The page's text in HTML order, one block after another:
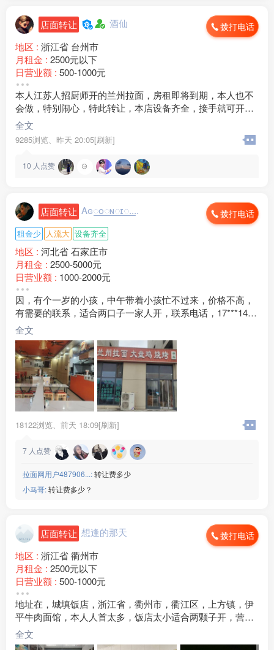
店面转让 酒仙 拨打电话
地区 : 浙江省 台州市
月租金 : 2500元以下
日营业额 : 500-1000元
转让费 :
店面面积 :30㎡ (平米)
周边环境 :工厂 小区 商超 车站
店内设施 :
本人江苏人招厨师开的兰州拉面，房租即将到期，本人也不
会做，特别闹心，特此转让，本店设备齐全，接手就可开
业，低价转让
全文
9285浏览、 昨天 20:05[刷新]
10 人点赞
店面转让 Aɢ꯭ᴏ꯭ɴ꯭ɪ꯭.... 拨打电话
租金少 人流大 设备齐全
地区 : 河北省 石家庄市
月租金 : 2500-5000元
日营业额 : 1000-2000元
转让费 :
水电费 :500元以下
外卖情况 :没有
店面面积 :
周边环境 :工厂 小区 其他
店内设施 :齐全
因，有个一岁的小孩，中午带着小孩忙不过来，价格不高，
有需要的联系，适合两口子一家人开，联系电话，17***14，
平均，一千二三，保底1000
全文
18122浏览、 前天 18:09[刷新]
7 人点赞
拉面网用户487906...:转让费多少
小马哥:转让费多少？
店面转让 想逢的那天 拨打电话
地区 : 浙江省 衢州市
月租金 : 2500元以下
日营业额 : 500-1000元
转让费 :
店面面积 :60㎡ (平米)
周边环境 :小区
店内设施 :
地址在，城填饭店，浙江省，衢州市，衢江区，上方镇，伊
平牛肉面馆，本人人首太多，饭店太小适合两颗子开，营业
额，七八百到一千左右，六十平米，房租一年九千五百，本
人人力多，太小另有发展，便宜转让，联系马，17***07
全文